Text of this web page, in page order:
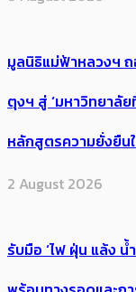
มูลนิธิแม่ฟ้าหลวงฯ
ตุงฯ สู่ ‘มหาวิทยาลั
หลักสูตรความยั่งยืน
2 August 2026
รับมือ ‘ไฟ ฝุ่น แล้ง น้